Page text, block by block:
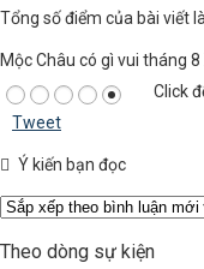
Tổng số điểm của bài viết
Mộc Châu có gì vui tháng 8
Click
Tweet
Ý kiến bạn đọc
Theo dòng sự kiện